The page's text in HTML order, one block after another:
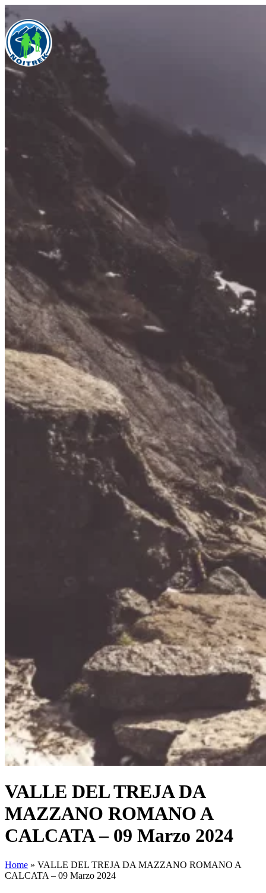
VALLE DEL TREJA DA
MAZZANO ROMANO A
CALCATA – 09 Marzo 2024
Home » VALLE DEL TREJA DA MAZZANO ROMANO A
CALCATA – 09 Marzo 2024